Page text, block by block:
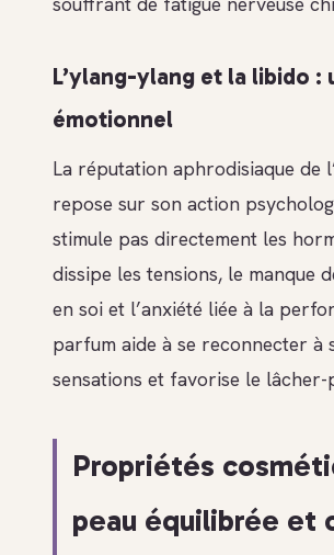
L’ylang-ylang et la libido :
émotionnel
La réputation aphrodisiaque de
repose sur son action
stimule pas directement les
dissipe les tensions, le manque
en soi et l’anxiété liée à la
parfum aide à se reconnecter à
sensations et favorise le lâcher-
Propriétés
peau équilibrée et